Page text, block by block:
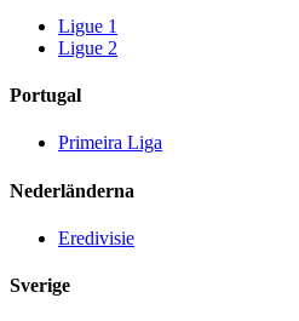
Ligue 1
Ligue 2
Portugal
Primeira Liga
Nederländerna
Eredivisie
Sverige